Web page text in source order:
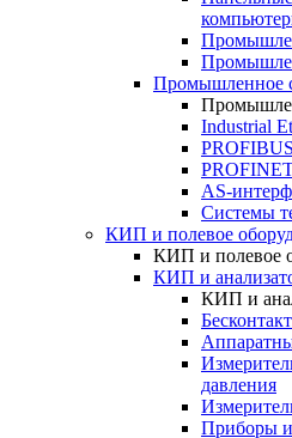
Промышленное
Industrial
PROFIBUS
AS-
Системы
КИП и полевое
КИП и полевое
КИП и
КИП и
давления
Приборы